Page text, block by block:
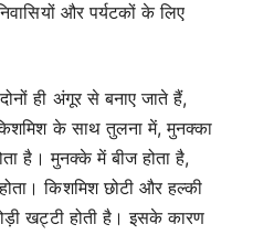
और पर्यटकों के लिए
ही अंगूर से बनाए जाते हैं,
के साथ तुलना में, मुनक्का
है। मुनक्के में बीज होता है,
किशमिश छोटी और हल्की
खट्टी होती है। इसके कारण